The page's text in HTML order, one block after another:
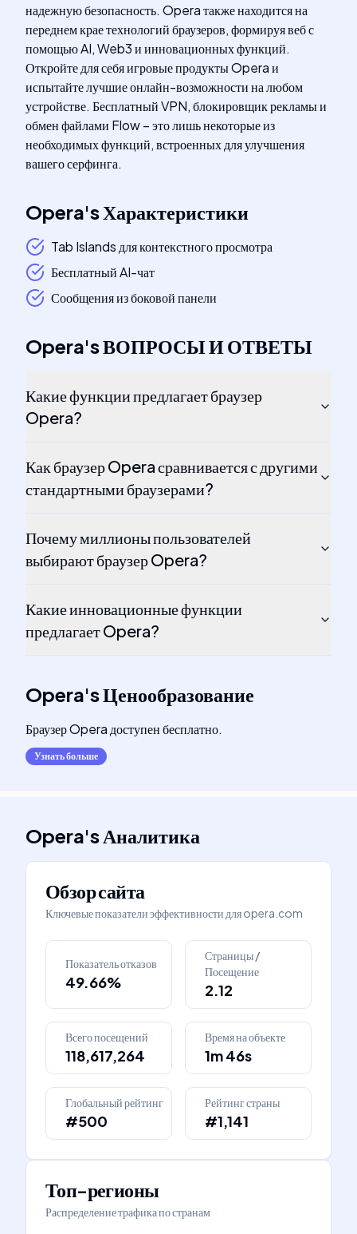
надежную безопасность. Opera также находится на
переднем крае технологий браузеров, формируя веб с
помощью AI, Web3 и инновационных функций.
Откройте для себя игровые продукты Opera и
испытайте лучшие онлайн-возможности на любом
устройстве. Бесплатный VPN, блокировщик рекламы и
обмен файлами Flow – это лишь некоторые из
необходимых функций, встроенных для улучшения
вашего серфинга.
Opera'sХарактеристики
Tab Islands для контекстного просмотра
Бесплатный AI-чат
Сообщения из боковой панели
Opera'sВОПРОСЫ И ОТВЕТЫ
Какие функции предлагает браузер
Opera?
Как браузер Opera сравнивается с другими
стандартными браузерами?
Почему миллионы пользователей
выбирают браузер Opera?
Какие инновационные функции
предлагает Opera?
Opera'sЦенообразование
Браузер Opera доступен бесплатно.
Узнать больше
Opera'sАналитика
Обзор сайта
Ключевые показатели эффективности дляopera.com
Показатель отказов
49.66%
Страницы /
Посещение
2.12
Всего посещений
118,617,264
Время на объекте
1m 46s
Глобальный рейтинг
#500
Рейтинг страны
#1,141
Топ-регионы
Распределение трафика по странам